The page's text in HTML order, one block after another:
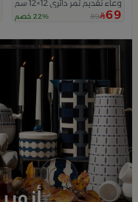
وعاء تقديم تمر دائري 12×12 سم أبيض وأزرق من الخزف الحجري بغطاء من أزوريا
69
89 22% خصم